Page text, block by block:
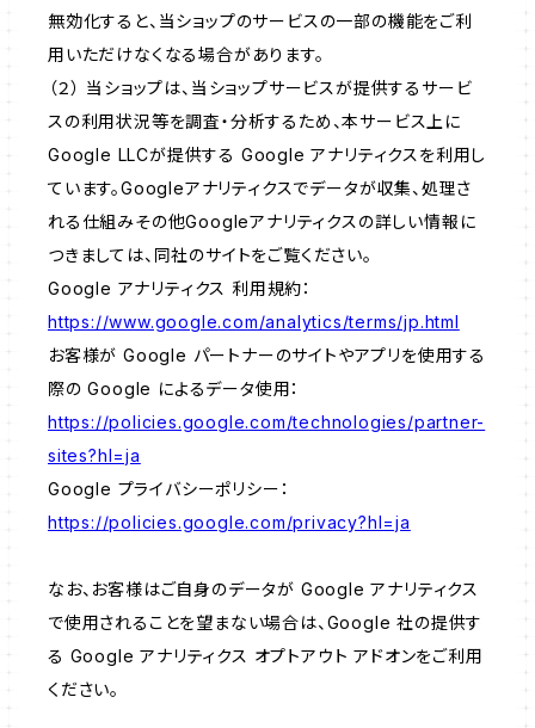
無効化すると、当ショップのサービスの一部の機能をご利
用いただけなくなる場合があります。
（２） 当ショップは、当ショップサービスが提供するサービ
スの利用状況等を調査・分析するため、本サービス上に
Google LLCが提供する Google アナリティクスを利用し
ています。Googleアナリティクスでデータが収集、処理さ
れる仕組みその他Googleアナリティクスの詳しい情報に
つきましては、同社のサイトをご覧ください。
Google アナリティクス 利用規約：
https://www.google.com/analytics/terms/jp.html
お客様が Google パートナーのサイトやアプリを使用する
際の Google によるデータ使用：
https://policies.google.com/technologies/partner-
sites?hl=ja
Google プライバシーポリシー：
https://policies.google.com/privacy?hl=ja
なお、お客様はご自身のデータが Google アナリティクス
で使用されることを望まない場合は、Google 社の提供す
る Google アナリティクス オプトアウト アドオンをご利用
ください。